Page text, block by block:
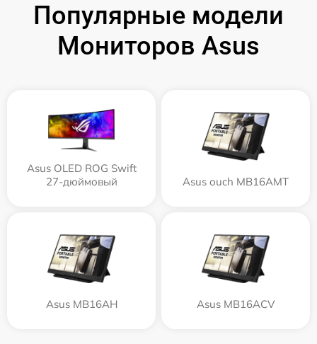
Популярные модели
Мониторов Asus
Asus OLED ROG Swift
27-дюймовый
Asus ouch MB16AMT
Asus MB16AH Asus MB16ACV